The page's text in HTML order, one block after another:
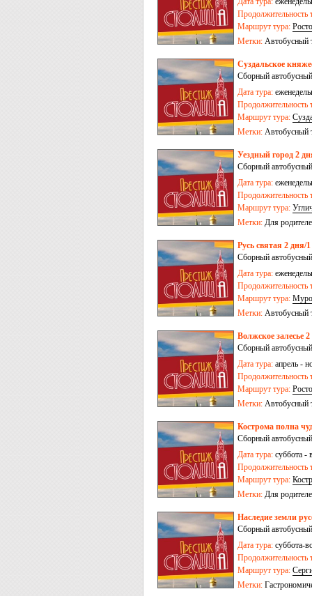
Продолжительность
Маршрут тура:
Метки: Автобусный
Суздальское
Сборный
Дата тура:
Продолжительность
Маршрут тура:
Метки: Автобусный
Уездный город 2
Сборный
Дата тура:
Продолжительность
Маршрут тура:
Метки: Для
Русь святая 2 дня/
Сборный
Дата тура:
Продолжительность
Маршрут тура:
Метки: Автобусный
Волжское залесье
Сборный
Дата тура: апрель -
Продолжительность
Маршрут тура:
Метки: Автобусный
Кострома полна
Сборный
Дата тура: суббота -
Продолжительность
Маршрут тура:
Метки: Для
Наследие земли
Сборный
Дата тура: суббота-
Продолжительность
Маршрут тура:
Метки: